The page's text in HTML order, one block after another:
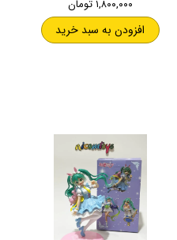
۱,۸۰۰,۰۰۰ تومان
افزودن به سبد خرید